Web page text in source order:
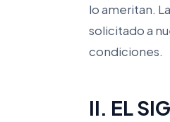
lo ameritan.
solicitado a
condiciones.
II. EL